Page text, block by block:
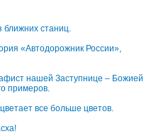
станиц.
«Автодорожник России»,
нашей Заступнице – Божией
примеров.
все больше цветов.